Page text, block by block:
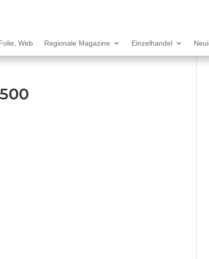
Web Regionale Magazine Einzelhandel